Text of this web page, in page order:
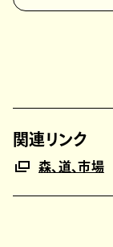
関連リンク
森、道、市場